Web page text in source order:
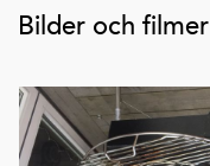
Bilder och filmer